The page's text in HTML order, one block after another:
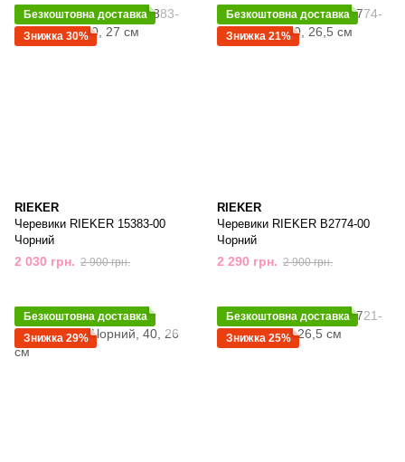
Безкоштовна доставка
Знижка 30%
RIEKER
Черевики RIEKER 15383-00
Чорний
2 030 грн. 2 900 грн.
Безкоштовна доставка
Знижка 21%
RIEKER
Черевики RIEKER B2774-00
Чорний
2 290 грн. 2 900 грн.
Безкоштовна доставка
Знижка 29%
Безкоштовна доставка
Знижка 25%